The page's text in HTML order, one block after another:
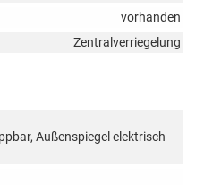
vorhanden
Zentralverriegelung
Außenspiegel elektrisch